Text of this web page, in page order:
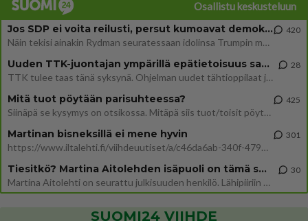
Osallistu keskusteluun
Jos SDP ei voita reilusti, persut kumoavat demokratian Suomesta
Näin tekisi ainakin Rydman seuratessaan idolinsa Trumpin mallia https://www.is.fi/politiikka/art-2000012187244.html
420
Uuden TTK-juontajan ympärillä epätietoisuus sakenee - Nyt MTV hämmentää soppaa
TTK tulee taas tänä syksynä. Ohjelman uudet tähtioppilaat julkistetaan torstaina 6. elokuuta klo 14 alkavassa lehdistö
28
Mitä tuot pöytään parisuhteessa?
Siinäpä se kysymys on otsikossa. Mitäpä siis tuot/toisit pöytään parisuhteessa? Oletko mies vai nainen? Koetko sen mitä
425
Martinan bisneksillä ei mene hyvin
https://www.iltalehti.fi/viihdeuutiset/a/c46da6ab-340f-4790-aaa7-0865eed2336 Yrityksen konkurssihakemus on tullut kärä
301
Tiesitkö? Martina Aitolehden isäpuoli on tämä suosittu laulaja
Martina Aitolehti on seurattu julkisuuden henkilö. Lähipiiriin mahtuu muitakin tunnettuja henkilöitä. Tiesitkö, että Ma
30
SUOMI24 VIIHDE